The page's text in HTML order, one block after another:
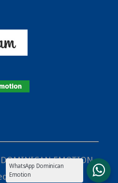
EMOTION
byHost Caribe
WhatsApp Dominican
Emotion